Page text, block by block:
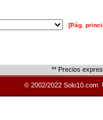
[Pág.
** Precios
© 2002/2022 Solo10.com